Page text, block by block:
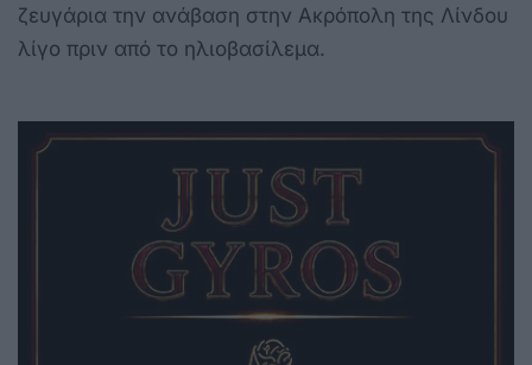
ζευγάρια την ανάβαση στην Ακρόπολη της Λίνδου
λίγο πριν από το ηλιοβασίλεμα.